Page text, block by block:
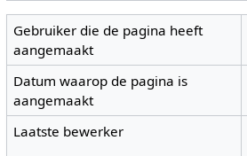
Gebruiker die de pagina heeft
aangemaakt
Datum waarop de pagina is
aangemaakt
Laatste bewerker